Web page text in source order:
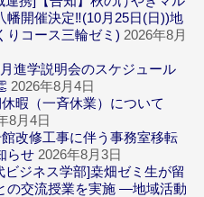
幡開催決定‼(10月25日(日))地
りコース三輪ゼミ) 2026年8月
進学説明会のスケジュール
2026年8月4日
暇（一斉休業）について
8月4日
館改修工事に伴う事務室移転
らせ 2026年8月3日
ビジネス学部]桒畑ゼミ生が留
の交流授業を実施 ―地域活動